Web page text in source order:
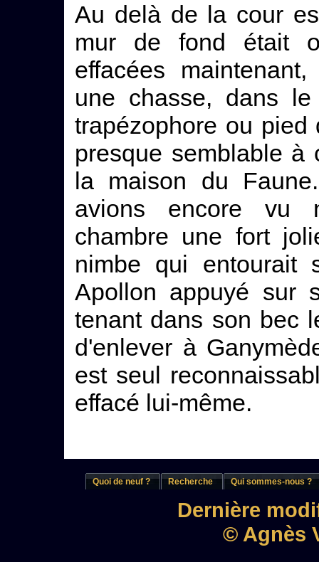
Au delà de la cour
mur de fond était
effacées
une chasse, dans
trapézophore ou
presque semblable à
la maison du
avions encore vu
chambre une fort
nimbe qui entourait
Apollon appuyé sur
tenant dans son bec
d'enlever à
est seul
effacé lui-même.
Quoi de neuf ? Recherche Qui sommes-nous ?
Dernière
© Agnès